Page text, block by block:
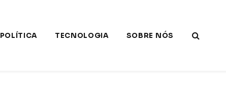
POLÍTICA TECNOLOGIA SOBRE NÓS